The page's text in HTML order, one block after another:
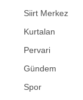
Siirt Merkez
Kurtalan
Pervari
Gündem
Spor